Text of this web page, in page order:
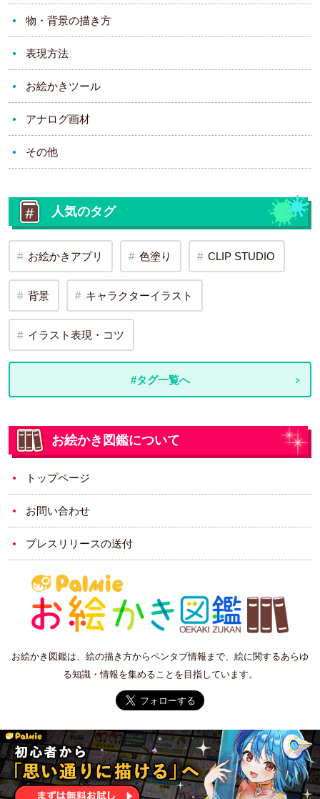
物・背景の描き方
表現方法
お絵かきツール
アナログ画材
その他
人気のタグ
お絵かきアプリ 色塗り CLIP STUDIO
背景 キャラクターイラスト
イラスト表現・コツ
#タグ一覧へ
お絵かき図鑑について
トップページ
お問い合わせ
プレスリリースの送付
お絵かき図鑑は、絵の描き方からペンタブ情報まで、絵に関するあらゆ
る知識・情報を集めることを目指しています。